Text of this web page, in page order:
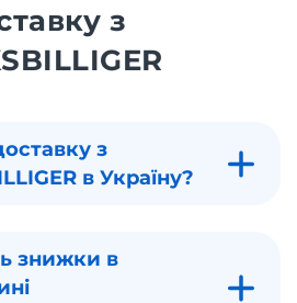
з
з
в Україну?
знижки в